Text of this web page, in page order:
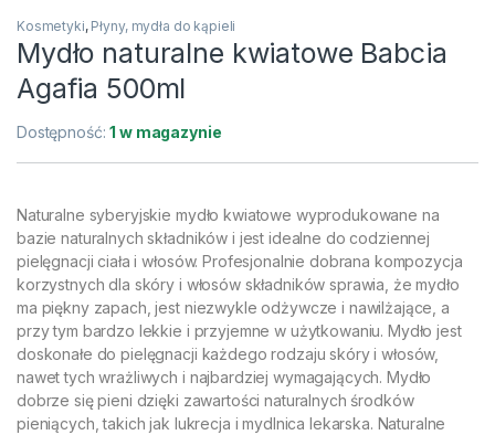
Kosmetyki, Płyny, mydła do kąpieli
Mydło naturalne kwiatowe Babcia
Agafia 500ml
Dostępność:1 w magazynie
Naturalne syberyjskie mydło kwiatowe wyprodukowane na
bazie naturalnych składników i jest idealne do codziennej
pielęgnacji ciała i włosów. Profesjonalnie dobrana kompozycja
korzystnych dla skóry i włosów składników sprawia, że mydło
ma piękny zapach, jest niezwykle odżywcze i nawilżające, a
przy tym bardzo lekkie i przyjemne w użytkowaniu. Mydło jest
doskonałe do pielęgnacji każdego rodzaju skóry i włosów,
nawet tych wrażliwych i najbardziej wymagających. Mydło
dobrze się pieni dzięki zawartości naturalnych środków
pieniących, takich jak lukrecja i mydlnica lekarska. Naturalne